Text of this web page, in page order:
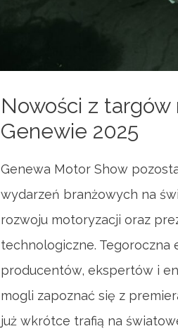
Nowości z
Genewie 2025
Genewa Motor Show
wydarzeń branżowych na
rozwoju motoryzacji oraz
technologiczne. Tegoroczna
producentów, ekspertów i
mogli zapoznać się z
już wkrótce trafią na